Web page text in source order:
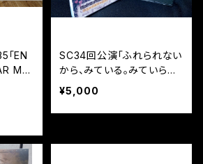
「EN
MA
SC34回公演「ふれられない
から、みている。みていられ
ないから、ふれる。」公演DV
¥5,000